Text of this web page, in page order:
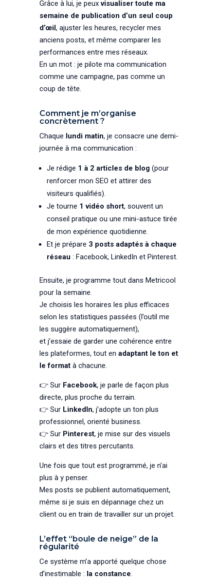
Grâce à lui, je peuxvisualiser toute ma
semaine de publication d’un seul coup
d’œil, ajuster les heures, recycler mes
anciens posts, et même comparer les
performances entre mes réseaux.
En un mot : je pilote ma communication
comme une campagne, pas comme un
coup de tête.
Comment je m’organise
concrètement ?
Chaque lundi matin, je consacre une demi-
journée à ma communication :
Je rédige 1 à 2 articles de blog(pour
renforcer mon SEO et attirer des
visiteurs qualifiés).
Je tourne 1 vidéo short, souvent un
conseil pratique ou une mini-astuce tirée
de mon expérience quotidienne.
Et je prépare 3 posts adaptés à chaque
réseau : Facebook, LinkedIn et Pinterest.
Ensuite, je programme tout dans Metricool
pour la semaine.
Je choisis les horaires les plus efficaces
selon les statistiques passées (l’outil me
les suggère automatiquement),
et j’essaie de garder une cohérence entre
les plateformes, tout en adaptant le ton et
le formatà chacune.
👉 Sur Facebook, je parle de façon plus
directe, plus proche du terrain.
👉 Sur LinkedIn, j’adopte un ton plus
professionnel, orienté business.
👉 Sur Pinterest, je mise sur des visuels
clairs et des titres percutants.
Une fois que tout est programmé, je n’ai
plus à y penser.
Mes posts se publient automatiquement,
même si je suis en dépannage chez un
client ou en train de travailler sur un projet.
L’effet “boule de neige” de la
régularité
Ce système m’a apporté quelque chose
d’inestimable : la constance.